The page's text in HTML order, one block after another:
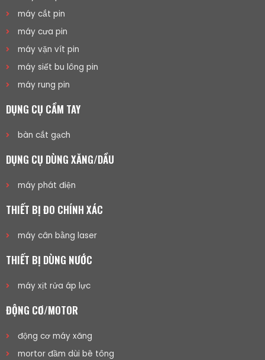
máy cắt pin
máy cưa pin
máy vặn vít pin
máy siết bu lông pin
máy rung pin
DỤNG CỤ CẦM TAY
bàn cắt gạch
DỤNG CỤ DÙNG XĂNG/DẦU
máy phát điện
THIẾT BỊ ĐO CHÍNH XÁC
máy cân bằng laser
THIẾT BỊ DÙNG NƯỚC
máy xịt rửa áp lực
ĐỘNG CƠ/MOTOR
động cơ máy xăng
mortor đầm dùi bê tông